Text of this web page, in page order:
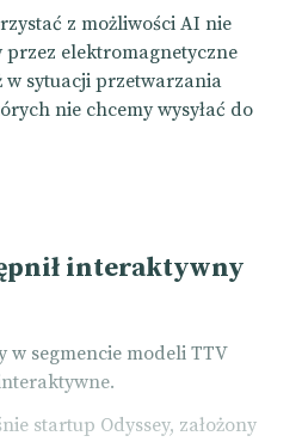
z możliwości AI nie
elektromagnetyczne
w sytuacji przetwarzania
nie chcemy wysyłać do
interaktywny
segmencie modeli TTV
startup Odyssey, założony